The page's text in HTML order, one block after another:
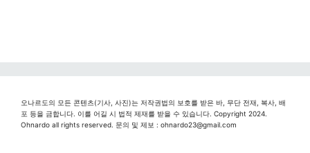
오나르도의 모든 콘텐츠(기사, 사진)는 저작권법의 보호를 받은 바, 무단 전재, 복사, 배
포 등을 금합니다. 이를 어길 시 법적 제재를 받을 수 있습니다. Copyright 2024.
Ohnardo all rights reserved. 문의 및 제보 : ohnardo23@gmail.com